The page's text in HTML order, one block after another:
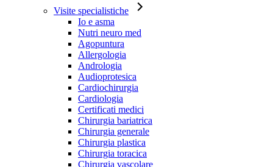
Visite specialistiche
Io e asma
Nutri neuro med
Agopuntura
Allergologia
Andrologia
Audioprotesica
Cardiochirurgia
Cardiologia
Certificati medici
Chirurgia bariatrica
Chirurgia generale
Chirurgia plastica
Chirurgia toracica
Chirurgia vascolare